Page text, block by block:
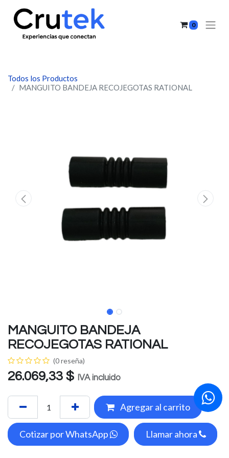
0
Todos los Productos
MANGUITO BANDEJA RECOJEGOTAS RATIONAL
MANGUITO BANDEJA
RECOJEGOTAS RATIONAL
(0 reseña)
26.069,33 $ IVA incluido
Agregar al carrito
Cotizar por WhatsApp Llamar ahora